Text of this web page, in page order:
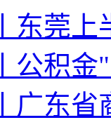
东莞上
公积
广东